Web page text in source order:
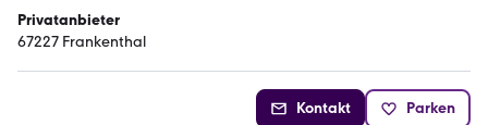
Privatanbieter
67227 Frankenthal
Kontakt Parken